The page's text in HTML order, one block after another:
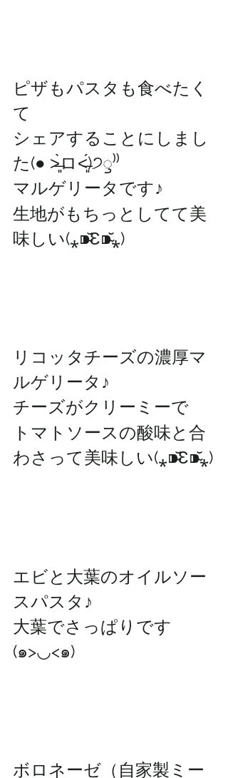
ピザもパスタも食べたく
て
シェアすることにしまし
た(● ˃̶͈̀ロ˂̶͈́)੭ꠥ⁾⁾
マルゲリータです♪
生地がもちっとしてて美
味しい(⁎⁍̴̆Ɛ⁍̴̆⁎)
リコッタチーズの濃厚マ
ルゲリータ♪
チーズがクリーミーで
トマトソースの酸味と合
わさって美味しい(⁎⁍̴̆Ɛ⁍̴̆⁎)
エビと大葉のオイルソー
スパスタ♪
大葉でさっぱりです
(๑>◡<๑)
ボロネーゼ（自家製ミー